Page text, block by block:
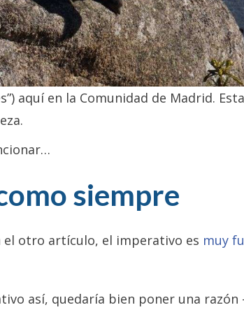
aquí en la Comunidad de Madrid.
siempre
el otro artículo, el imperativo es muy
así, quedaría bien poner una